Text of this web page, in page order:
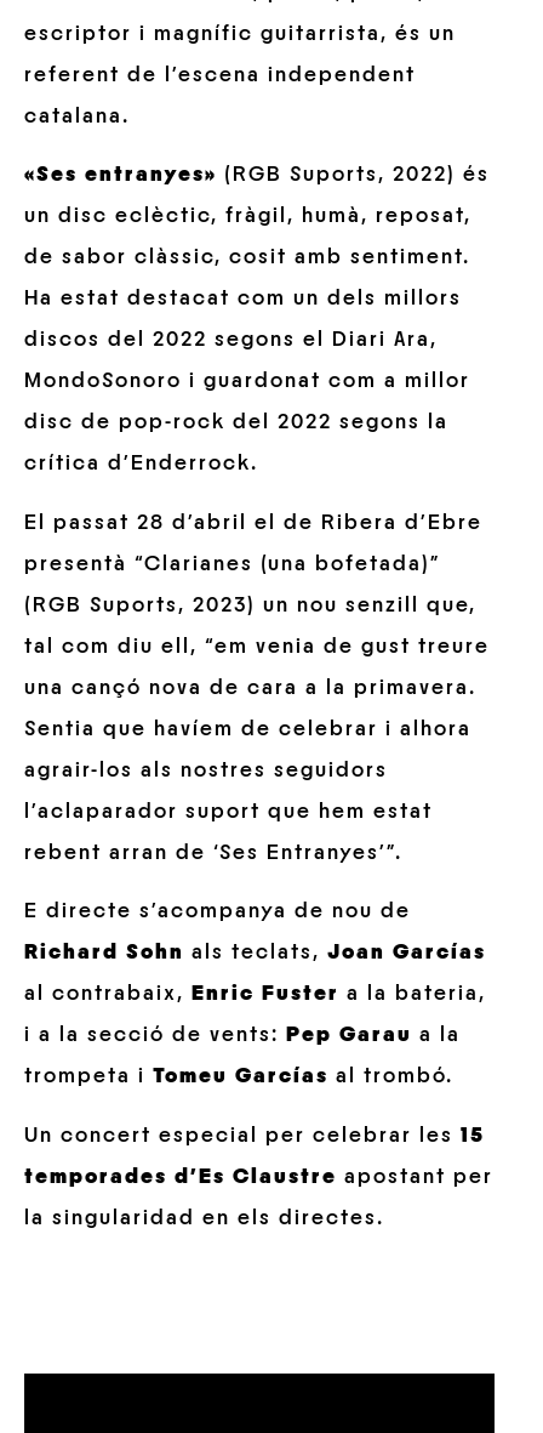
escriptor i magnífic guitarrista, és un
referent de l’escena independent
catalana.
«Ses entranyes» (RGB Suports, 2022) és
un disc eclèctic, fràgil, humà, reposat,
de sabor clàssic, cosit amb sentiment.
Ha estat destacat com un dels millors
discos del 2022 segons el Diari Ara,
MondoSonoro i guardonat com a millor
disc de pop-rock del 2022 segons la
crítica d’Enderrock.
El passat 28 d’abril el de Ribera d’Ebre
presentà “Clarianes (una bofetada)”
(RGB Suports, 2023) un nou senzill que,
tal com diu ell, “em venia de gust treure
una cançó nova de cara a la primavera.
Sentia que havíem de celebrar i alhora
agrair-los als nostres seguidors
l’aclaparador suport que hem estat
rebent arran de ‘Ses Entranyes’”.
E directe s’acompanya de nou de
Richard Sohn als teclats, Joan Garcías
al contrabaix,
Enric Fuster a la bateria,
i a la secció de vents:
Pep Garau a la
trompeta i Tomeu Garcías al trombó.
Un concert especial per celebrar les 15
temporades d’Es Claustre apostant per
la singularidad en els directes.